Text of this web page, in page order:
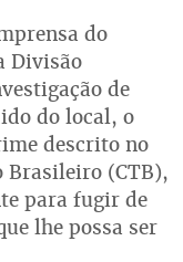
do
Divisão
de
do local, o
descrito no
Brasileiro (CTB),
para fugir de
lhe possa ser